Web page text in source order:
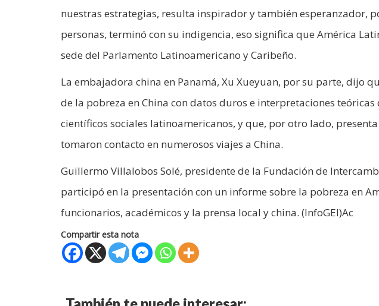
nuestras estrategias, resulta inspirador y también esperanzador,
personas, terminó con su indigencia, eso significa que América
sede del Parlamento Latinoamericano y Caribeño.
La embajadora china en Panamá, Xu Xueyuan, por su parte, dijo
de la pobreza en China con datos duros e interpretaciones
científicos sociales latinoamericanos, y que, por otro lado,
tomaron contacto en numerosos viajes a China.
Guillermo Villalobos Solé, presidente de la Fundación de
participó en la presentación con un informe sobre la pobreza en
funcionarios, académicos y la prensa local y china. (InfoGEI)Ac
Compartir esta nota